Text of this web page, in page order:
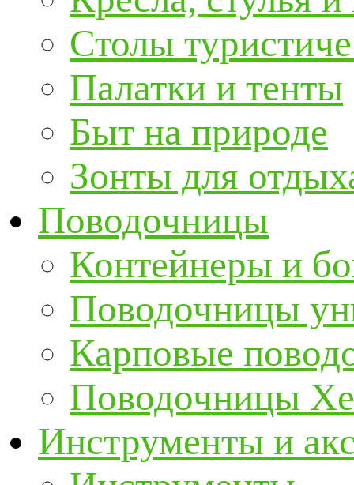
Столы
Палатки и тенты
Быт на природе
Зонты для
Поводочницы
Контейнеры и
Поводочницы
Карповые
Поводочницы
Инструменты и